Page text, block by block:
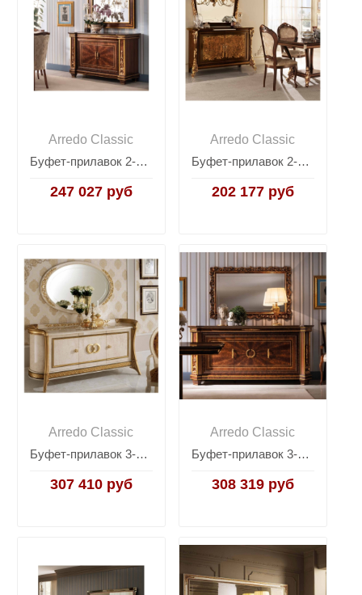
Arredo Classic
Буфет-прилавок 2-дверный Arredo Classic Modigliani
247 027 руб
Arredo Classic
Буфет-прилавок 2-дверный Arredo Classic Sinfonia
202 177 руб
Arredo Classic
Буфет-прилавок 3-дверный Arredo Classic Melodia
307 410 руб
Arredo Classic
Буфет-прилавок 3-дверный Arredo Classic Modigliani
308 319 руб